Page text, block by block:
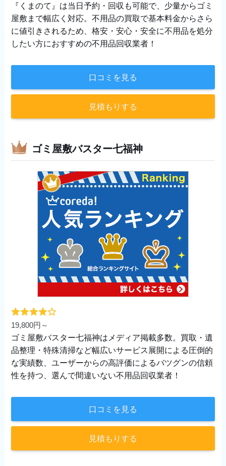
『くまのて』は当日予約・回収も可能で、少量からゴミ
屋敷まで幅広く対応。不用品の買取で基本料金からさら
に値引きされるため、格安・安心・安全に不用品を処分
したい方におすすめの不用品回収業者！
口コミを見る
見積もりする
ゴミ屋敷バスター七福神
19,800円～
ゴミ屋敷バスター七福神はメディア掲載多数。買取・遺
品整理・特殊清掃など幅広いサービス展開による圧倒的
な実績数、ユーザーからの高評価によるバツグンの信頼
性を持つ、選んで間違いない不用品回収業者！
口コミを見る
見積もりする